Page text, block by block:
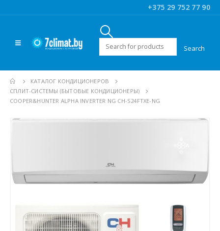
+375 29 752 77 90
Искать:
КАТАЛОГ КОНДИЦИОНЕРОВ
CПЛИТ-СИСТЕМЫ (БЫТОВЫЕ КОНДИЦИОНЕРЫ)
COOPER&HUNTER ALPHA INVERTER NG CH-S24FTXE-NG